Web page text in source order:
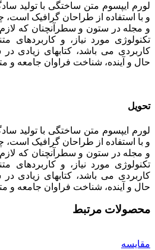
لورم ایپسوم متن ساختگی با تولید
و با استفاده از طراحان گرافیک است،
و مجله در ستون و سطرآنچنان که
تکنولوژی مورد نیاز، و کاربردهای
کاربردی می باشد، کتابهای
حال و آینده، شناخت فراوان جامعه و
تحویل
لورم ایپسوم متن ساختگی با تولید
و با استفاده از طراحان گرافیک است،
و مجله در ستون و سطرآنچنان که
تکنولوژی مورد نیاز، و کاربردهای
کاربردی می باشد، کتابهای
حال و آینده، شناخت فراوان جامعه و
محصولات مرتبط
مقایسه